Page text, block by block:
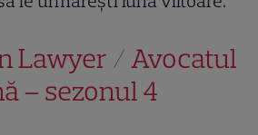
Lawyer / Avocatul
– sezonul 4